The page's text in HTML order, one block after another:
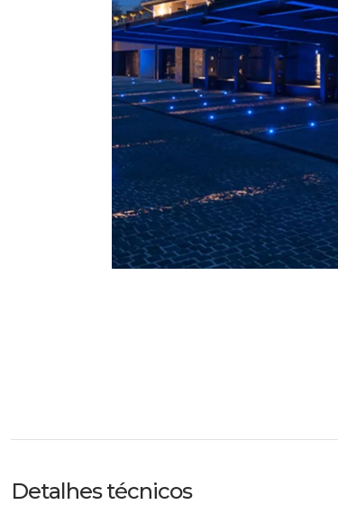
Detalhes técnicos